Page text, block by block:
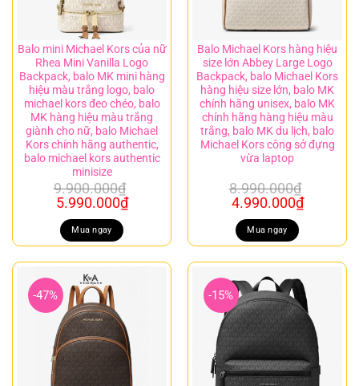
Balo mini Michael Kors của nữ
Rhea Mini Vanilla Logo
Backpack, balo MK mini hàng
hiệu màu trắng logo, balo
michael kors đeo chéo, balo
MK hàng hiệu màu trắng
giành cho nữ, balo Michael
Kors chính hãng authentic,
balo michael kors authentic
minisize
9.900.000₫
Giá
gốc
là:
9.900.000₫.
5.990.000₫Giá
là:
5.990.000₫.
Mua ngay
Balo Michael Kors hàng hiệu
size lớn Abbey Large Logo
Backpack, balo Michael Kors
hàng hiệu size lớn, balo MK
chính hãng unisex, balo MK
chính hãng hàng hiệu màu
trắng, balo MK du lịch, balo
Michael Kors công sở đựng
vừa laptop
8.990.000₫
Giá
gốc
là:
8.990.000₫.
4.990.000₫Giá
là:
Mua ngay
-47% -15%